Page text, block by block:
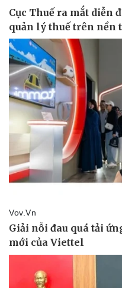
Pháp luật
Vụ án
Tin nóng
Tư vấn luật